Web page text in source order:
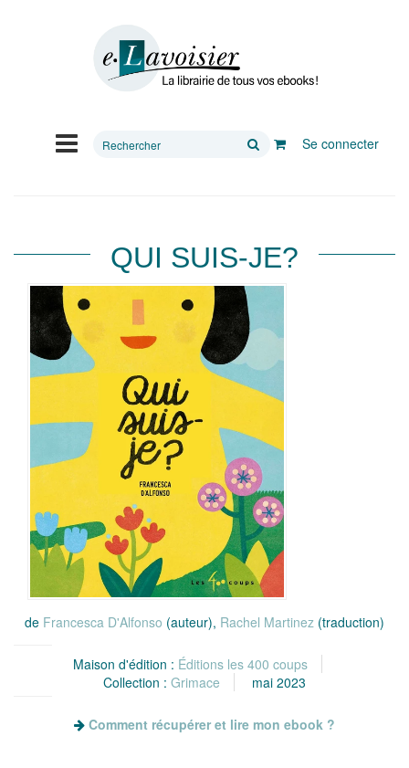
Rechercher
Se connecter
QUI SUIS-JE?
de Francesca D'Alfonso (auteur), Rachel Martinez (traduction)
Maison d'édition : Éditions les 400 coups
Collection : Grimace mai 2023
Comment récupérer et lire mon ebook ?